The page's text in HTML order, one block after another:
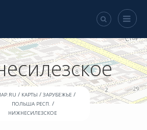
/ КАРТЫ / ЗАРУБЕЖЬЕ /
ПОЛЬША РЕСП. /
НИЖНЕСИЛЕЗСКОЕ